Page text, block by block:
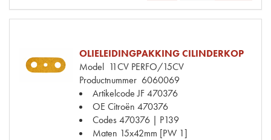
OLIELEIDINGPAKKING CILINDERKOP
Model 11CV PERFO/15CV
Productnummer 6060069
Artikelcode JF470376
OE Citroën 470376
Codes470376 | P139
Maten 15x42mm [PW 1]